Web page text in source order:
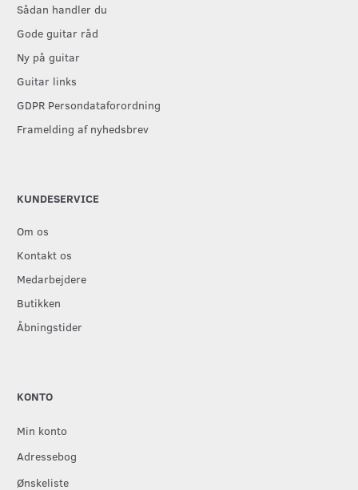
Sådan handler du
Gode guitar råd
Ny på guitar
Guitar links
GDPR Persondataforordning
Framelding af nyhedsbrev
KUNDESERVICE
Om os
Kontakt os
Medarbejdere
Butikken
Åbningstider
KONTO
Min konto
Adressebog
Ønskeliste